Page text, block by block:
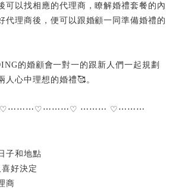
可以找相應的代理商，瞭解婚禮套餐的內
代理商後，便可以跟婚顧一同準備婚禮的
的婚顧會一對一的跟新人們一起規劃
人心中理想的婚禮🥰。
⋯⋯⋯ ♡⋯⋯⋯
子和地點
好決定
商